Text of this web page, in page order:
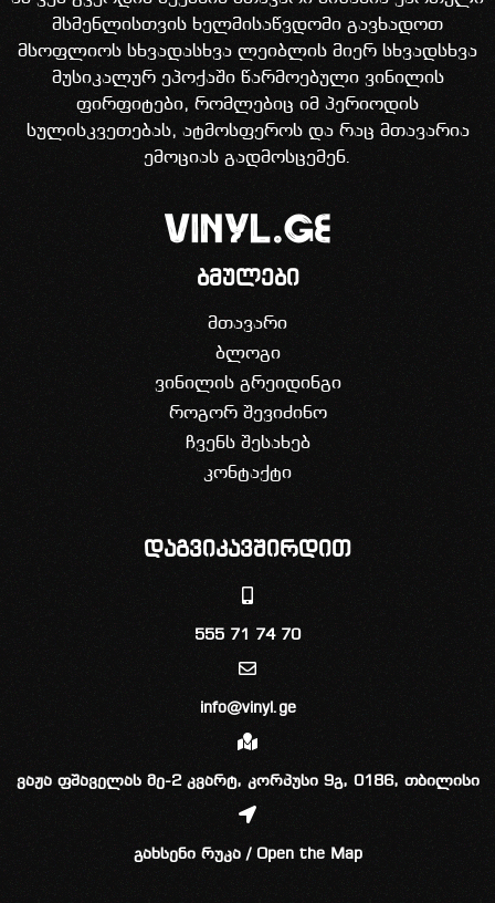
მსმენლისთვის ხელმისაწვდომი გავხადოთ
მსოფლიოს სხვადასხვა ლეიბლის მიერ სხვადსხვა
მუსიკალურ ეპოქაში წარმოებული ვინილის
ფირფიტები, რომლებიც იმ პერიოდის
სულისკვეთებას, ატმოსფეროს და რაც მთავარია
ემოციას გადმოსცემენ.
ბმულები
მთავარი
ბლოგი
ვინილის გრეიდინგი
როგორ შევიძინო
ჩვენს შესახებ
კონტაქტი
დაგვიკავშირდით
555 71 74 70
info@vinyl.ge
ვაჟა ფშაველას მე-2 კვარტ, კორპუსი 9გ, 0186, თბილისი
გახსენი რუკა / Open the Map